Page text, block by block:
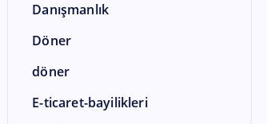
Danışmanlık
Döner
döner
E-ticaret-bayilikleri